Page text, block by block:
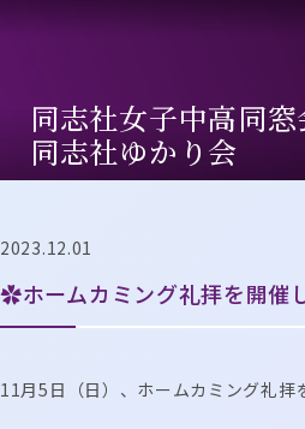
同志社⼥⼦中⾼同窓
同志社ゆかり会
2023.12.01
✿ホームカミング礼拝を開催
11月5日（日）、ホームカミング礼拝